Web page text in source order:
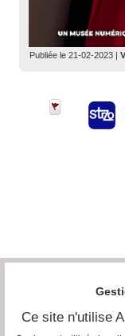
Publiée le 21-02-2023
Ce site n'utilise